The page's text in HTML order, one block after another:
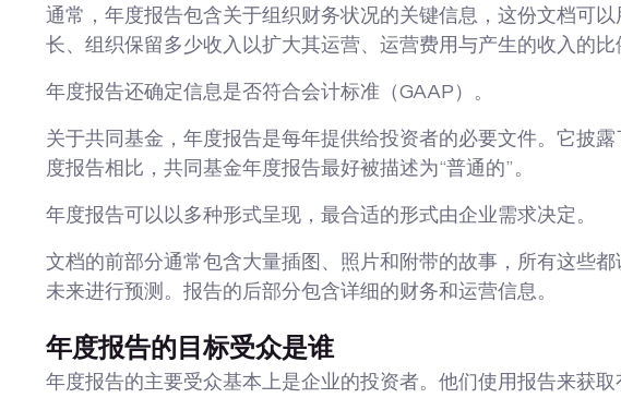
通常，年度报告包含关于组织财务状况的关键信息，这份文档可
长、组织保留多少收入以扩大其运营、运营费用与产生的收入的比
年度报告还确定信息是否符合会计标准（GAAP）。
关于共同基金，年度报告是每年提供给投资者的必要文件。它披
度报告相比，共同基金年度报告最好被描述为“普通的”。
年度报告可以以多种形式呈现，最合适的形式由企业需求决定。
文档的前部分通常包含大量插图、照片和附带的故事，所有这些
未来进行预测。报告的后部分包含详细的财务和运营信息。
年度报告的目标受众是谁
年度报告的主要受众基本上是企业的投资者。他们使用报告来获取